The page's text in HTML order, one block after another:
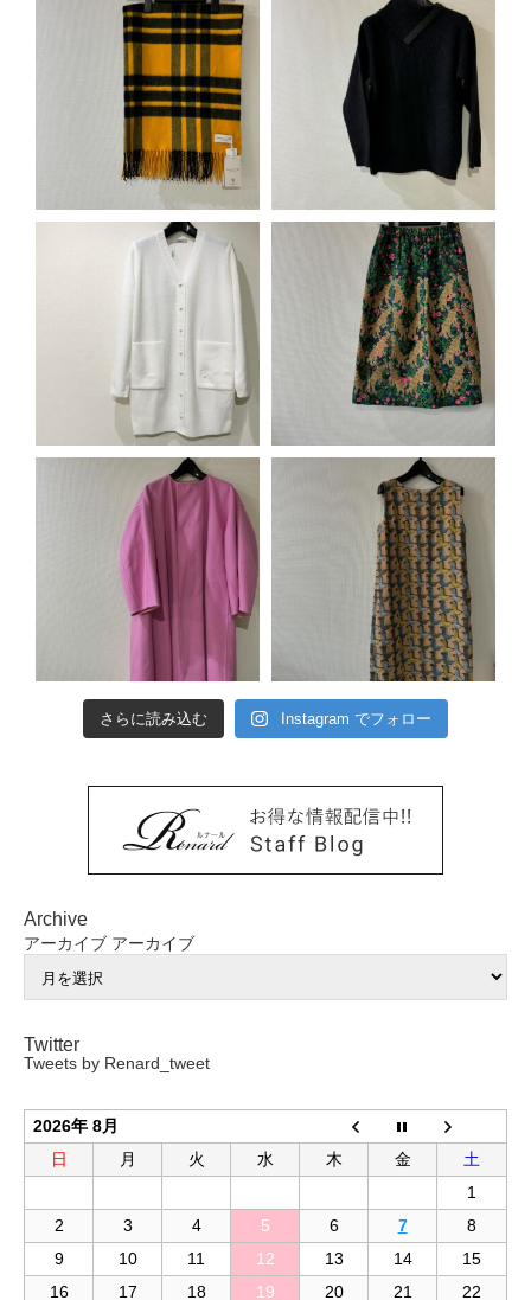
さらに読み込む Instagram でフォロー
Archive
アーカイブ アーカイブ
Twitter
Tweets by Renard_tweet
2026年 8月
日
月 火 水 木 金
土
1
2
3 4 5 6 7
8
9
10 11 12 13 14
15
16
17 18 19 20 21
22